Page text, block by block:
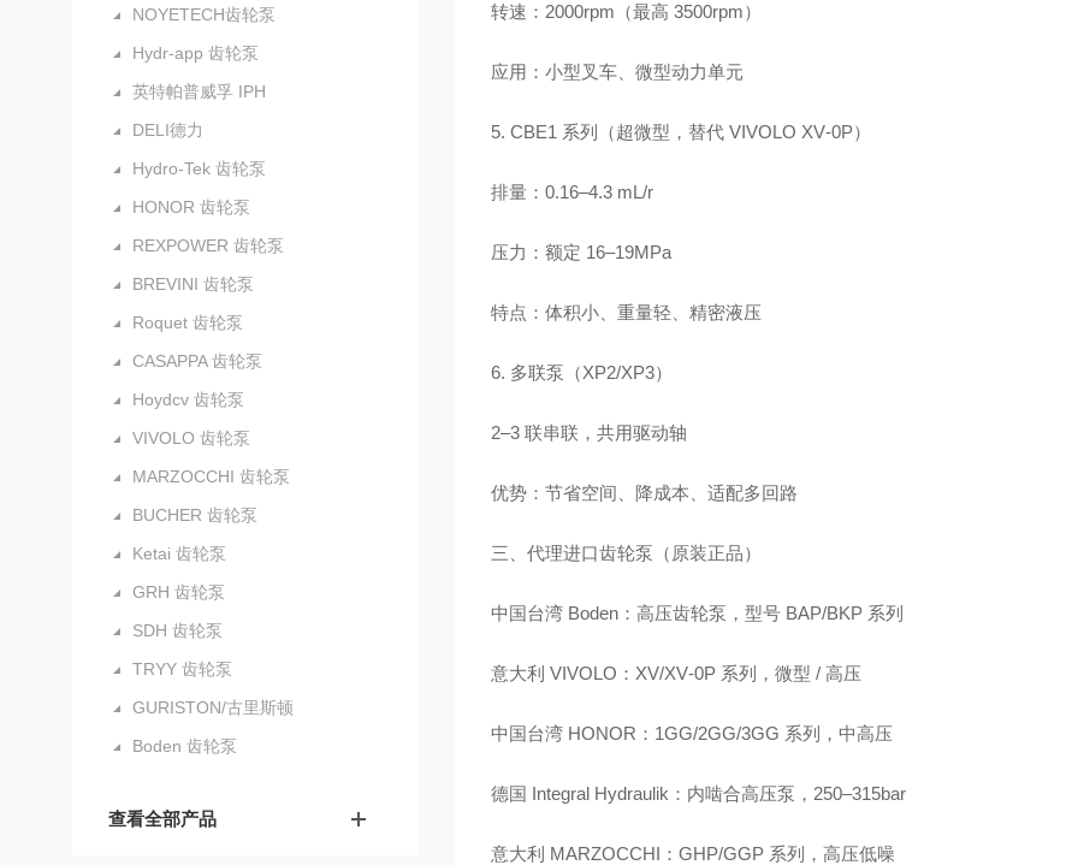
NOYETECH齿轮泵
Hydr-app 齿轮泵
英特帕普威孚 IPH
DELI德力
Hydro-Tek 齿轮泵
HONOR 齿轮泵
REXPOWER 齿轮泵
BREVINI 齿轮泵
Roquet 齿轮泵
CASAPPA 齿轮泵
Hoydcv 齿轮泵
VIVOLO 齿轮泵
MARZOCCHI 齿轮泵
BUCHER 齿轮泵
Ketai 齿轮泵
GRH 齿轮泵
SDH 齿轮泵
TRYY 齿轮泵
GURISTON/古里斯顿
Boden 齿轮泵
查看全部产品
转速：2000rpm（最高 3500rpm）
应用：小型叉车、微型动力单元
5. CBE1 系列（超微型，替代 VIVOLO XV‑0P）
排量：0.16–4.3 mL/r
压力：额定 16–19MPa
特点：体积小、重量轻、精密液压
6. 多联泵（XP2/XP3）
2–3 联串联，共用驱动轴
优势：节省空间、降成本、适配多回路
三、代理进口齿轮泵（原装正品）
中国台湾 Boden：高压齿轮泵，型号 BAP/BKP 系列
意大利 VIVOLO：XV/XV‑0P 系列，微型 / 高压
中国台湾 HONOR：1GG/2GG/3GG 系列，中高压
德国 Integral Hydraulik：内啮合高压泵，250–315bar
意大利 MARZOCCHI：GHP/GGP 系列，高压低噪